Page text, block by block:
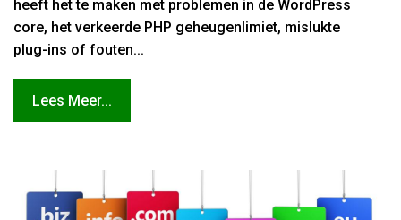
heeft het te maken met problemen in de WordPress
core, het verkeerde PHP geheugenlimiet, mislukte
plug-ins of fouten...
Lees Meer...